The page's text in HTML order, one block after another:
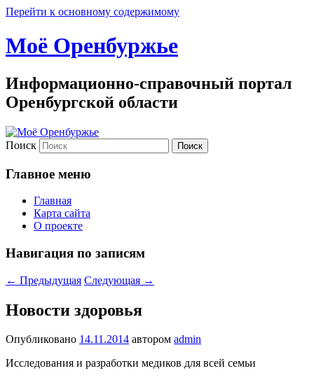
Перейти к основному содержимому
Моё Оренбуржье
Информационно-справочный портал
Оренбургской области
Поиск
Главное меню
Главная
Карта сайта
О проекте
Навигация по записям
← Предыдущая Следующая →
Новости здоровья
Опубликовано 14.11.2014 автором admin
Исследования и разработки медиков для всей семьи